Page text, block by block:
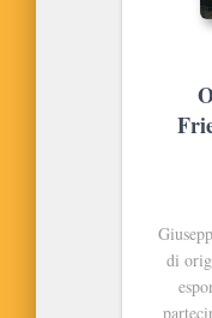
di